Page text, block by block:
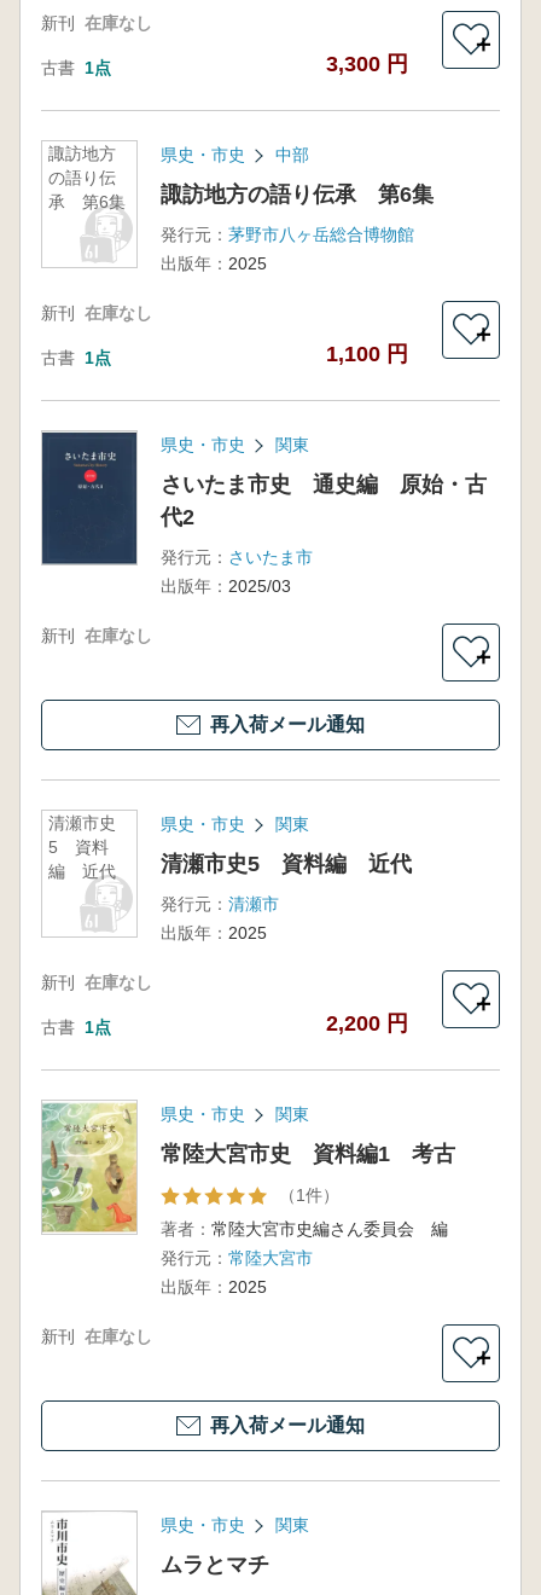
新刊 在庫なし
古書 1点 3,300 円
＋
諏訪地方
の語り伝
承 第6集
県史・市史 中部
諏訪地方の語り伝承 第6集
発行元： 茅野市八ヶ岳総合博物館
出版年： 2025
新刊 在庫なし
古書 1点 1,100 円
＋
県史・市史 関東
さいたま市史 通史編 原始・古
代2
発行元： さいたま市
出版年： 2025/03
新刊 在庫なし
＋
再入荷メール通知
清瀬市史
5 資料
編 近代
県史・市史 関東
清瀬市史5 資料編 近代
発行元： 清瀬市
出版年： 2025
新刊 在庫なし
古書 1点 2,200 円
＋
県史・市史 関東
常陸大宮市史 資料編1 考古
（1件）
著者： 常陸大宮市史編さん委員会 編
発行元： 常陸大宮市
出版年： 2025
新刊 在庫なし
＋
再入荷メール通知
県史・市史 関東
ムラとマチ